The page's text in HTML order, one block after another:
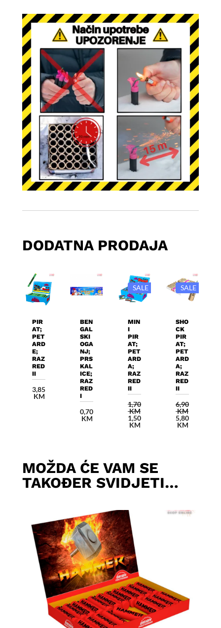
DODATNA PRODAJA
Košaricu
PIR
AT;
PET
ARD
E;
RAZ
RED
II
3,85
KM
Košaricu
BEN
GAL
SKI
OGA
NJ;
PRS
KAL
ICE;
RAZ
RED
I
0,70
KM
SALE
Košaricu
MIN
I
PIR
AT;
PET
ARD
A;
RAZ
RED
II
1,70
KM
Izvorna
cijena
1,50
KMTrenutna
SALE
Košaricu
SHO
CK
PIR
AT;
PET
ARD
A;
RAZ
RED
II
6,90
KM
Izvorna
cijena
5,80
KM
MOŽDA ĆE VAM SE
TAKOĐER SVIDJETI…